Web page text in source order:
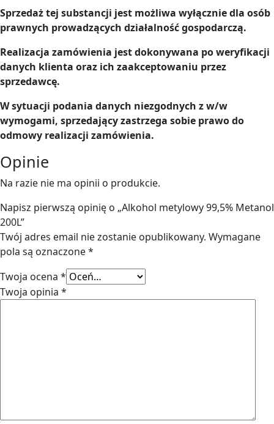
Sprzedaż tej substancji jest możliwa wyłącznie dla osób
prawnych prowadzących działalność gospodarczą.
Realizacja zamówienia jest dokonywana po weryfikacji
danych klienta oraz ich zaakceptowaniu przez
sprzedawcę.
W sytuacji podania danych niezgodnych z w/w
wymogami, sprzedający zastrzega sobie prawo do
odmowy realizacji zamówienia.
Opinie
Na razie nie ma opinii o produkcie.
Napisz pierwszą opinię o „Alkohol metylowy 99,5% Metanol
200L”
Twój adres email nie zostanie opublikowany. Wymagane
pola są oznaczone*
Twoja ocena *
Twoja opinia *